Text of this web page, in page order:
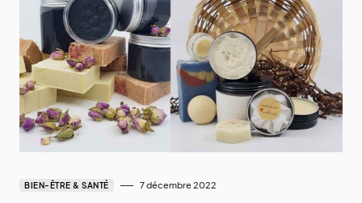
BIEN-ÊTRE & SANTÉ 7 décembre 2022